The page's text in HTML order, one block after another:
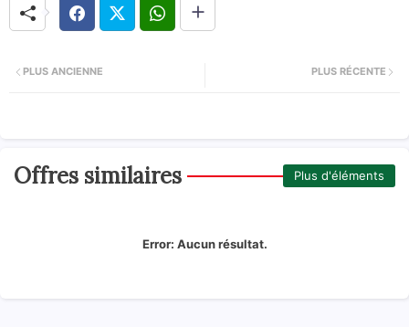
PLUS RÉCENTE
PLUS ANCIENNE
Offres similaires Plus d'éléments
Error: Aucun résultat.